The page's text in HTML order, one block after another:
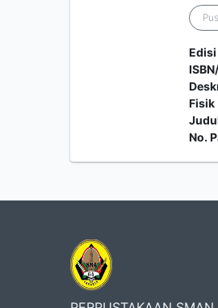
Edisi
Fisik
No.